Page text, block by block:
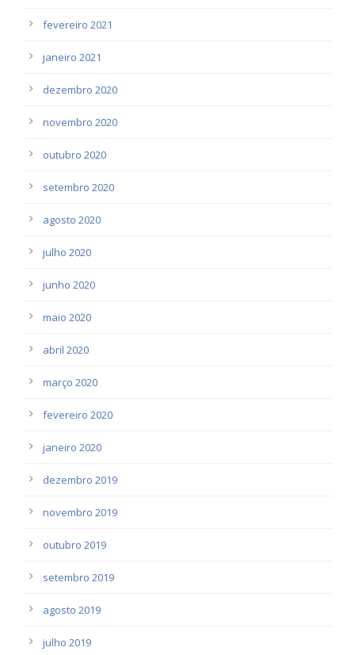
fevereiro 2021
janeiro 2021
dezembro 2020
novembro 2020
outubro 2020
setembro 2020
agosto 2020
julho 2020
junho 2020
maio 2020
abril 2020
março 2020
fevereiro 2020
janeiro 2020
dezembro 2019
novembro 2019
outubro 2019
setembro 2019
agosto 2019
julho 2019